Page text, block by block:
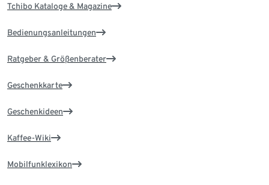
Tchibo Kataloge & Magazine
Bedienungsanleitungen
Ratgeber & Größenberater
Geschenkkarte
Geschenkideen
Kaffee-Wiki
Mobilfunklexikon